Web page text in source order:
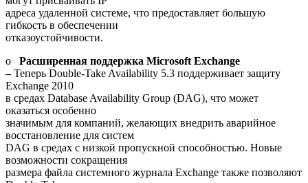
адреса удаленной системе, что предоставляет большую
гибкость в обеспечении
отказоустойчивости.
o Расширенная поддержка Microsoft Exchange
–Теперь Double-Take Availability 5.3 поддерживает защиту
Exchange 2010
в средах Database Availability Group (DAG), что может
оказаться особенно
значимым для компаний, желающих внедрить аварийное
восстановление для систем
DAG в средах с низкой пропускной способностью. Новые
возможности сокращения
размера файла системного журнала Exchange также позволяют